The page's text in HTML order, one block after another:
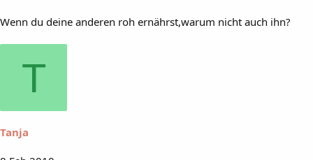
Wenn du deine anderen roh ernährst,warum nicht auch ihn?
T
Tanja